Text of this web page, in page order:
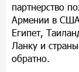
партнерство
Армении в
Египет,
Ланку и
обратно.